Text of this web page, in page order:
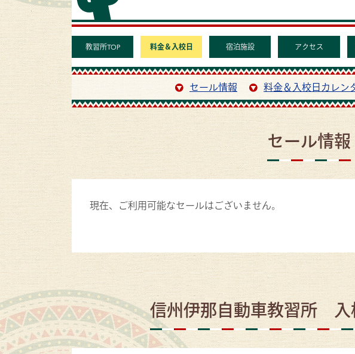
教習所TOP 料金＆入校日 宿泊施設 アクセス
セール情報 料金＆入校日カレン
セール情報
現在、ご利用可能なセールはございません。
信州伊那自動車教習所 入